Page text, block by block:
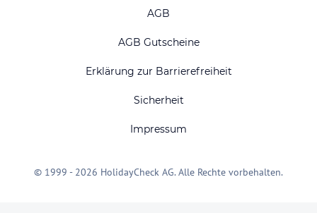
AGB
AGB Gutscheine
Erklärung zur Barrierefreiheit
Sicherheit
Impressum
© 1999 - 2026 HolidayCheck AG. Alle Rechte vorbehalten.